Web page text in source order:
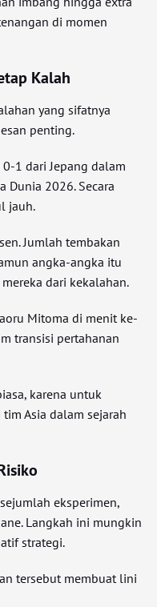
di momen
Kalah
yang sifatnya
penting.
1 dari Jepang dalam
Dunia 2026. Secara
jauh.
Jumlah tembakan
angka-angka itu
dari kekalahan.
Mitoma di menit ke-
transisi pertahanan
karena untuk
Asia dalam sejarah
eksperimen,
Langkah ini mungkin
strategi.
tersebut membuat lini